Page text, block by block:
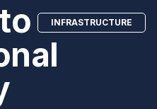
INFRASTRUCTURE